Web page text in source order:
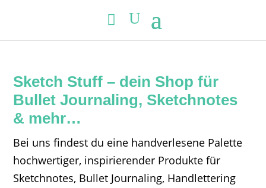
Sketch Stuff – dein Shop für
Bullet Journaling, Sketchnotes
& mehr…
Bei uns findest du eine handverlesene Palette
hochwertiger, inspirierender Produkte für
Sketchnotes, Bullet Journaling, Handlettering